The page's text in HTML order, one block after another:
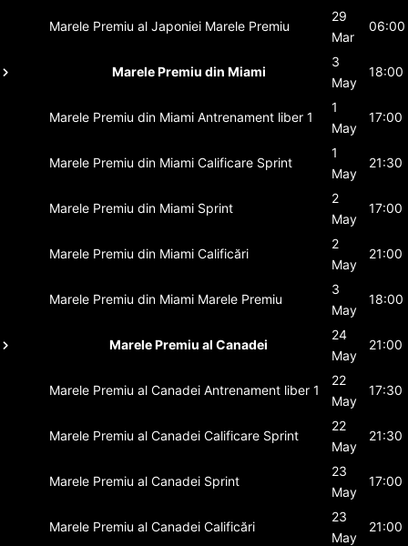
Marele Premiu al Japoniei Marele Premiu
29
Mar
06:00
Marele Premiu din Miami
3
May
18:00
Marele Premiu din Miami Antrenament liber 1
1
May
17:00
Marele Premiu din Miami Calificare Sprint
1
May
21:30
Marele Premiu din Miami Sprint
2
May
17:00
Marele Premiu din Miami Calificări
2
May
21:00
Marele Premiu din Miami Marele Premiu
3
May
18:00
Marele Premiu al Canadei
24
May
21:00
Marele Premiu al Canadei Antrenament liber 1
22
May
17:30
Marele Premiu al Canadei Calificare Sprint
22
May
21:30
Marele Premiu al Canadei Sprint
23
May
17:00
Marele Premiu al Canadei Calificări
23
May
21:00